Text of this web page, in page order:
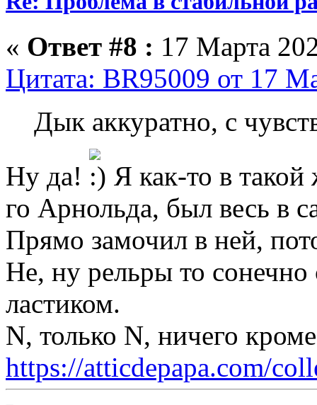
« Ответ #8 : 17 Марта
Цитата: BR95009 от 17
Дык аккуратно, с
Ну да!
Я как-то в
го Арнольда, был весь в
Прямо замочил в ней,
Не, ну рельры то
ластиком.
N, только N, ничего
https://atticdepapa.com/